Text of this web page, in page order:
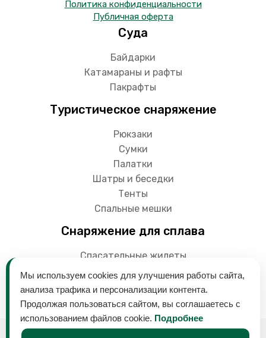
Политика конфиденциальности
Публичная оферта
Суда
Байдарки
Катамараны и рафты
Пакрафты
Туристическое снаряжение
Рюкзаки
Сумки
Палатки
Шатры и беседки
Тенты
Спальные мешки
Снаряжение для сплава
Спасательные жилеты
Гермоупаковки
Мы используем cookies для улучшения работы сайта,
анализа трафика и персонализации контента.
Продолжая пользоваться сайтом, вы соглашаетесь с
использованием файлов cookie. Подробнее